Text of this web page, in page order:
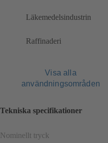
Läkemedelsindustrin
Raffinaderi
Visa alla
användningsområden
Tekniska specifikationer
Nominellt tryck